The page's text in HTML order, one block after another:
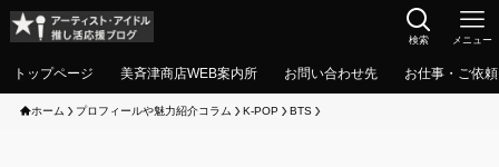
検索 メニュー
トップページ 美斉津商店WEB案内所 お問い合わせ先 お仕事・ご依
ホーム プロフィールや魅力紹介コラム K-POP BTS